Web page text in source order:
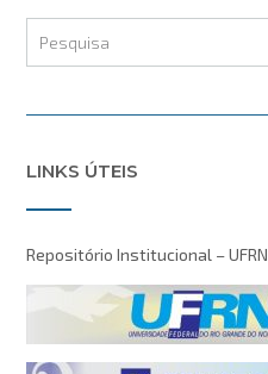
LINKS ÚTEIS
Repositório Institucional – UFRN